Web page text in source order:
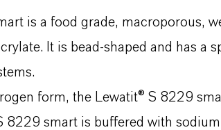
is a food grade, macroporous,
It is bead-shaped and has a
form, the Lewatit® S 8229
8229 smart is buffered with